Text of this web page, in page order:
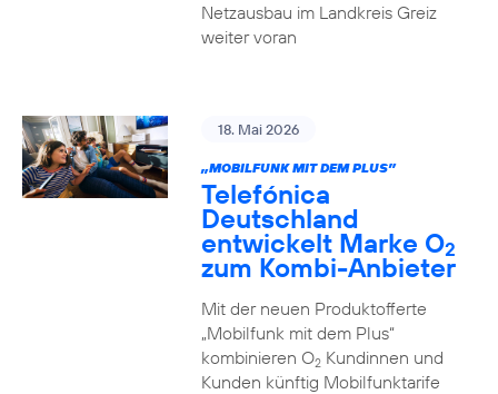
Netzausbau im Landkreis Greiz
weiter voran
18. Mai 2026
„MOBILFUNK MIT DEM PLUS”
Telefónica
Deutschland
entwickelt Marke O2
zum Kombi-Anbieter
Mit der neuen Produktofferte
„Mobilfunk mit dem Plus“
kombinieren O2Kundinnen und
Kunden künftig Mobilfunktarife